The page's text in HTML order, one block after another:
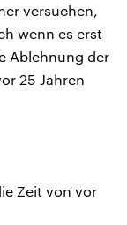
versuchen,
wenn es erst
Ablehnung der
25 Jahren
Zeit von vor